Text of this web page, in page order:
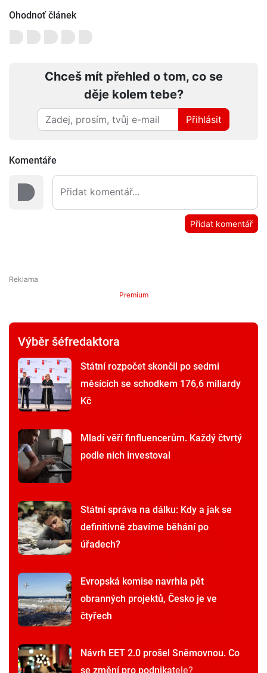
Ohodnoť článek
Chceš mít přehled o tom, co se
děje kolem tebe?
Přihlásit
Komentáře
Přidat komentář
Premium
Výběr šéfredaktora
Státní rozpočet skončil po sedmi
měsících se schodkem 176,6 miliardy
Kč
Mladí věří finfluencerům. Každý čtvrtý
podle nich investoval
Státní správa na dálku: Kdy a jak se
definitivně zbavíme běhání po
úřadech?
Evropská komise navrhla pět
obranných projektů, Česko je ve
čtyřech
Návrh EET 2.0 prošel Sněmovnou. Co
se změní pro podnikatele?